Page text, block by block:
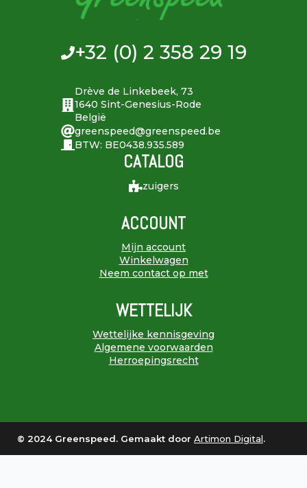
+32 (0) 2 358 29 19
Drève de Linkebeek, 73
1640 Sint-Genesius-Rode
België
greenspeed@greenspeed.be
BTW: BE0438.935.589
CATALOG
zuigers
ACCOUNT
Mijn account
Winkelwagen
Neem contact op met
WETTELIJK
Wettelijke kennisgeving
Algemene voorwaarden
Herroepingsrecht
© 2024 Greenspeed. Gemaakt door Artimon Digital.